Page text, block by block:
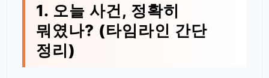
1. 오늘 사건, 정확히
뭐였나? (타임라인 간단
정리)